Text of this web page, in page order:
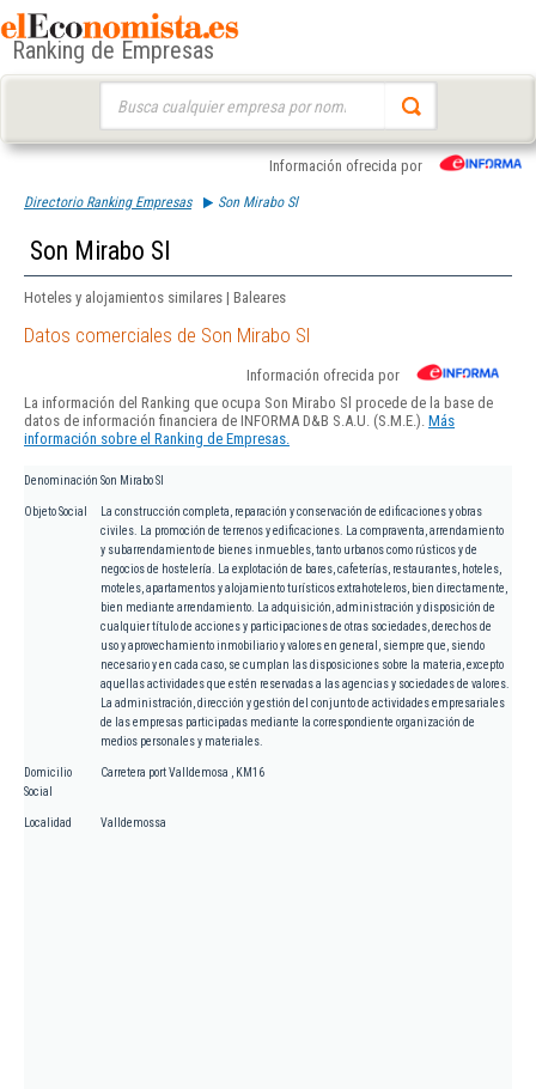
Ranking de Empresas
Información ofrecida por
Directorio Ranking Empresas Son Mirabo Sl
Son Mirabo Sl
Hoteles y alojamientos similares | Baleares
Datos comerciales de Son Mirabo Sl
Información ofrecida por
La información del Ranking que ocupa Son Mirabo Sl procede de la base de
datos de información financiera de INFORMA D&B S.A.U. (S.M.E.). Más
información sobre el Ranking de Empresas.
Denominación Son Mirabo Sl
Objeto Social
La construcción completa, reparación y conservación de edificaciones y obras
civiles. La promoción de terrenos y edificaciones. La compraventa, arrendamiento
y subarrendamiento de bienes inmuebles, tanto urbanos como rústicos y de
negocios de hostelería. La explotación de bares, cafeterías, restaurantes, hoteles,
moteles, apartamentos y alojamiento turísticos extrahoteleros, bien directamente,
bien mediante arrendamiento. La adquisición, administración y disposición de
cualquier título de acciones y participaciones de otras sociedades, derechos de
uso y aprovechamiento inmobiliario y valores en general, siempre que, siendo
necesario y en cada caso, se cumplan las disposiciones sobre la materia, excepto
aquellas actividades que estén reservadas a las agencias y sociedades de valores.
La administración, dirección y gestión del conjunto de actividades empresariales
de las empresas participadas mediante la correspondiente organización de
medios personales y materiales.
Domicilio
Social
Carretera port Valldemosa , KM16
Localidad Valldemossa